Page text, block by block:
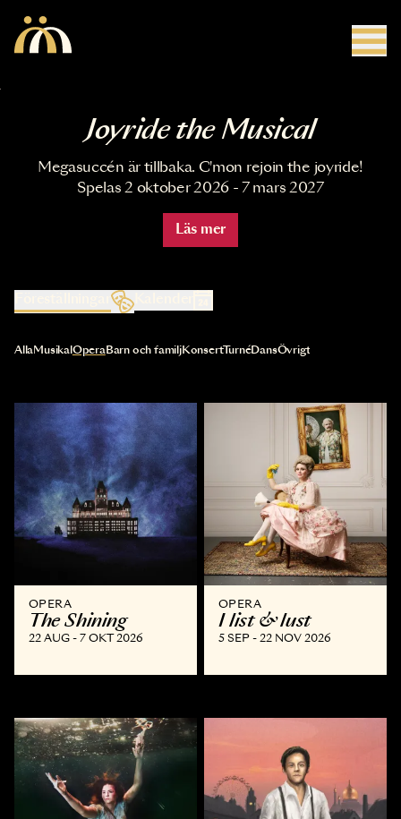
Joyride the Musical
Megasuccén är tillbaka. C'mon rejoin the joyride!
Spelas 2 oktober 2026 - 7 mars 2027
Läs mer
Kalender
Val av kategori uppdaterar innehållet automatiskt
AllaMusikal OperaBarn och familjKonsertTurnéDansÖvrigt
OPERA
The Shining
22 AUG - 7 OKT 2026
OPERA
I list & lust
5 SEP - 22 NOV 2026